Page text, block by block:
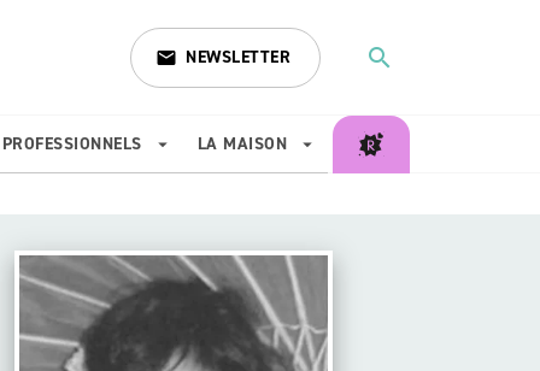
email NEWSLETTER search
PROFESSIONNELS arrow_drop_down LA MAISON arrow_drop_down
search